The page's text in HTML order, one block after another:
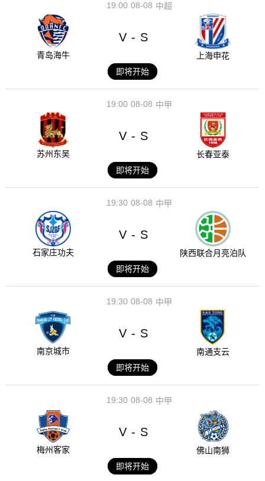
08-08
19:00 中超
青岛海牛
V - S
上海申花
即将开始
08-08
19:00 中甲
苏州东吴
V - S
长春亚泰
即将开始
08-08
19:30 中甲
石家庄功夫
V - S
陕西联合月亮泊队
即将开始
08-08
19:30 中甲
南京城市
V - S
南通支云
即将开始
08-08
19:30 中甲
梅州客家
V - S
佛山南狮
即将开始